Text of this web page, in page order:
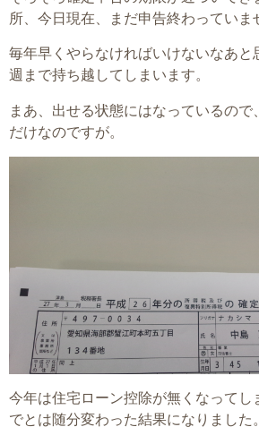
所、今日現在、まだ申告終わっていま
毎年早くやらなければいけないなあと
週まで持ち越してしまいます。
まあ、出せる状態にはなっているので
だけなのですが。
今年は住宅ローン控除が無くなってし
でとは随分変わった結果になりました。